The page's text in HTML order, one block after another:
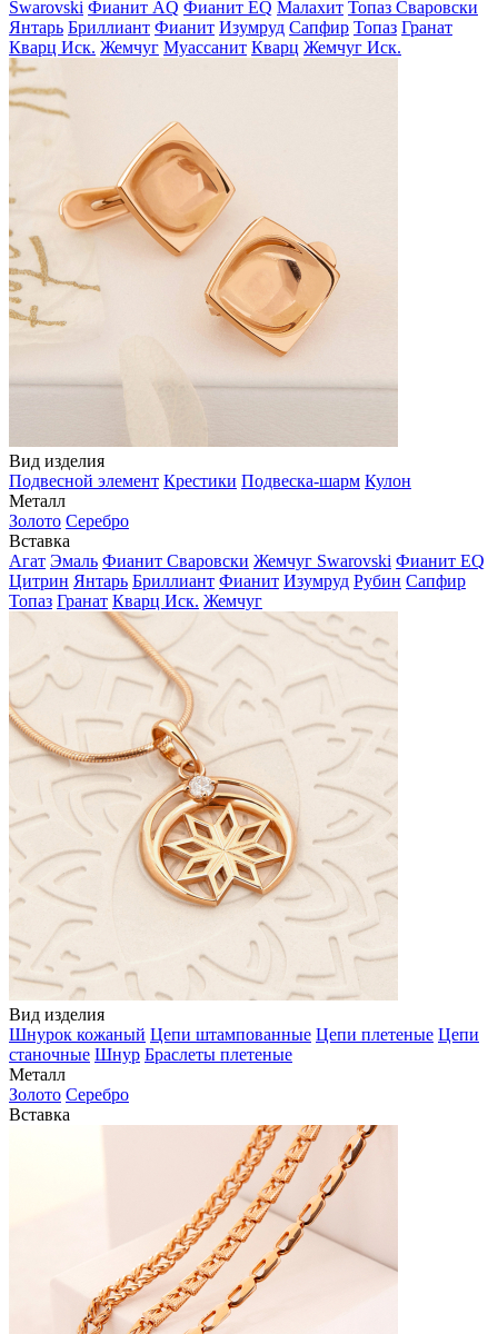
Swarovski Фианит AQ Фианит EQ Малахит Топаз Сваровски
Янтарь Бриллиант Фианит Изумруд Сапфир Топаз Гранат
Кварц Иск. Жемчуг Муассанит Кварц Жемчуг Иск.
Вид изделия
Подвесной элемент Крестики Подвеска-шарм Кулон
Металл
Золото Серебро
Вставка
Агат Эмаль Фианит Сваровски Жемчуг Swarovski Фианит EQ
Цитрин Янтарь Бриллиант Фианит Изумруд Рубин Сапфир
Топаз Гранат Кварц Иск. Жемчуг
Вид изделия
Шнурок кожаный Цепи штампованные Цепи плетеные Цепи
станочные Шнур Браслеты плетеные
Металл
Золото Серебро
Вставка